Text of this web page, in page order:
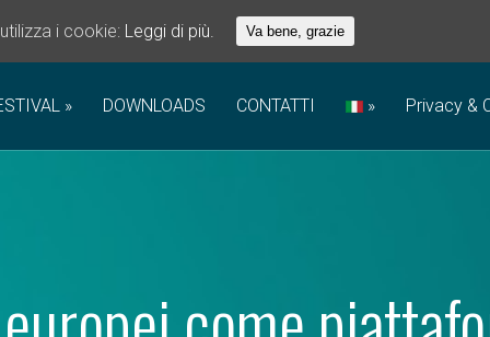
DOWNLOADS CONTATTI Privacy &
i cookie: Leggi di più. Va bene, grazie